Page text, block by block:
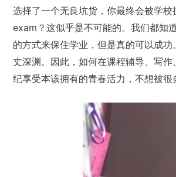
选择了一个无良坑货，你最终会被学
exam？这似乎是不可能的。我们都知
的方式来保住学业，但是真的可以成
丈深渊。因此，如何在课程辅导、写
纪享受本该拥有的青春活力，不想被很